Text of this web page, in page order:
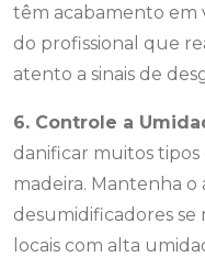
têm acabamento em
do profissional que
atento a sinais de
6. Controle a
danificar muitos tipos
madeira. Mantenha
desumidificadores se
locais com alta